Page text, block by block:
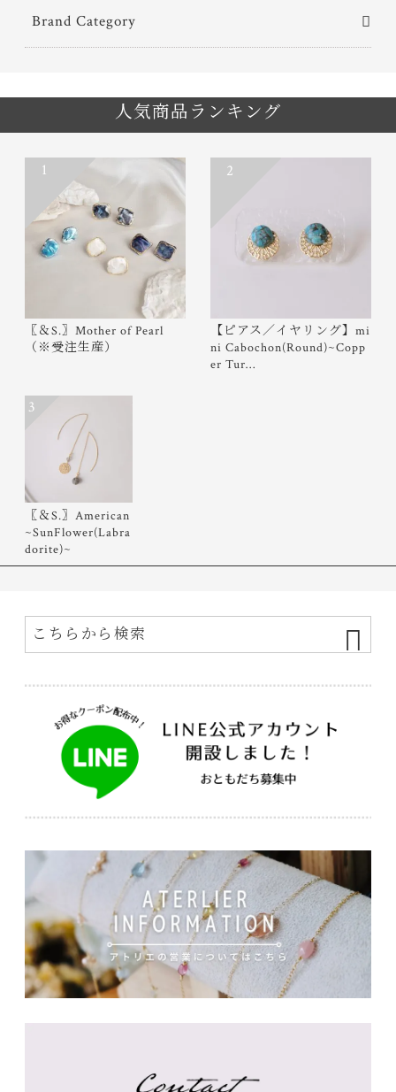
Brand Category
人気商品ランキング
〖＆S.〗Mother of Pearl
（※受注生産）
1
【ピアス／イヤリング】mi
ni Cabochon(Round)~Copp
er Tur…
2
〖＆S.〗American
~SunFlower(Labra
dorite)~
3